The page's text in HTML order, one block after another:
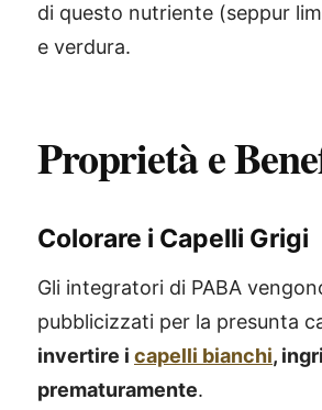
di questo nutriente (seppur
e verdura.
Proprietà e
Colorare i Capelli Grigi
Gli integratori di PABA
pubblicizzati per la presunta
invertire i capelli bianchi,
prematuramente.